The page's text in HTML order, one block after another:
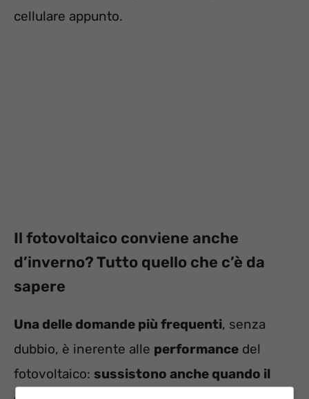
cellulare appunto.
Il fotovoltaico conviene anche
d’inverno? Tutto quello che c’è da
sapere
Una delle domande più frequenti, senza
dubbio, è inerente alle performance del
fotovoltaico: sussistono anche quando il